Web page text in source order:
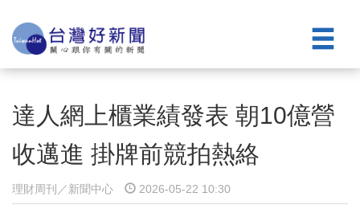
達人網上櫃業績發表 朝10億營
收邁進 掛牌前競拍熱絡
理財周刊／新聞中心 2026-05-22 10:30